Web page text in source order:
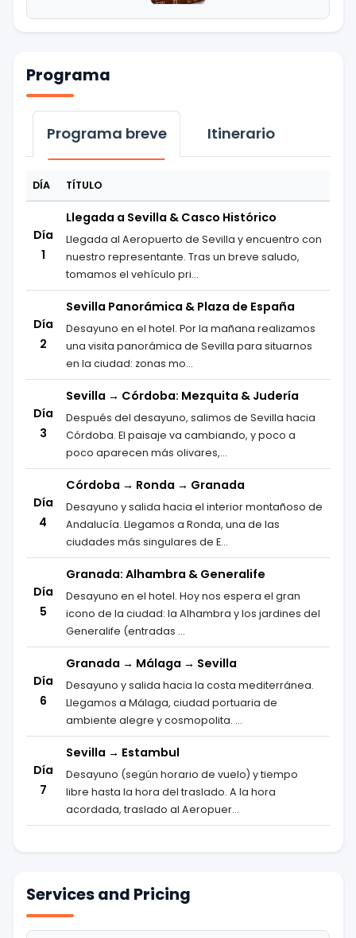
Programa
Programa breve Itinerario
DÍA TÍTULO
Día
1
Llegada a Sevilla & Casco Histórico
Llegada al Aeropuerto de Sevilla y encuentro con
nuestro representante. Tras un breve saludo,
tomamos el vehículo pri...
Día
2
Sevilla Panorámica & Plaza de España
Desayuno en el hotel. Por la mañana realizamos
una visita panorámica de Sevilla para situarnos
en la ciudad: zonas mo...
Día
3
Sevilla → Córdoba: Mezquita & Judería
Después del desayuno, salimos de Sevilla hacia
Córdoba. El paisaje va cambiando, y poco a
poco aparecen más olivares,...
Día
4
Córdoba → Ronda → Granada
Desayuno y salida hacia el interior montañoso de
Andalucía. Llegamos a Ronda, una de las
ciudades más singulares de E...
Día
5
Granada: Alhambra & Generalife
Desayuno en el hotel. Hoy nos espera el gran
icono de la ciudad: la Alhambra y los jardines del
Generalife (entradas ...
Día
6
Granada → Málaga → Sevilla
Desayuno y salida hacia la costa mediterránea.
Llegamos a Málaga, ciudad portuaria de
ambiente alegre y cosmopolita. ...
Día
7
Sevilla → Estambul
Desayuno (según horario de vuelo) y tiempo
libre hasta la hora del traslado. A la hora
acordada, traslado al Aeropuer...
Services and Pricing